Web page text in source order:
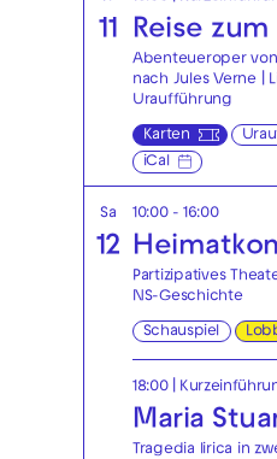
11 Reise
Abenteueroper von
nach Jules Verne |
Uraufführung
Karten
iCal
Sa
12
10:00 - 16:00
Partizipatives
NS-Geschichte
Schauspiel
18:00 |
Maria
Tragedia lirica in